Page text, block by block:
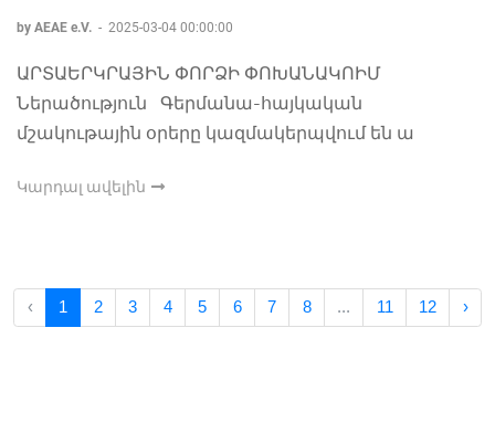
by AEAE e.V. - 2025-03-04 00:00:00
ԱՐՏԱԵՐԿՐԱՅԻՆ ՓՈՐՁԻ ՓՈԽԱՆԱԿՈԻՄ
Ներածություն Գերմանա-հայկական
մշակութային օրերը կազմակերպվում են ա
Կարդալ ավելին
‹ 1 2 3 4 5 6 7 8 ... 11 12 ›